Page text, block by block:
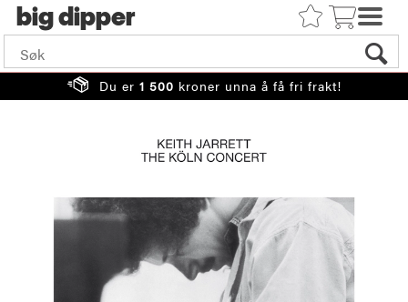
big
Du er 1 500 kroner unna å få fri frakt!